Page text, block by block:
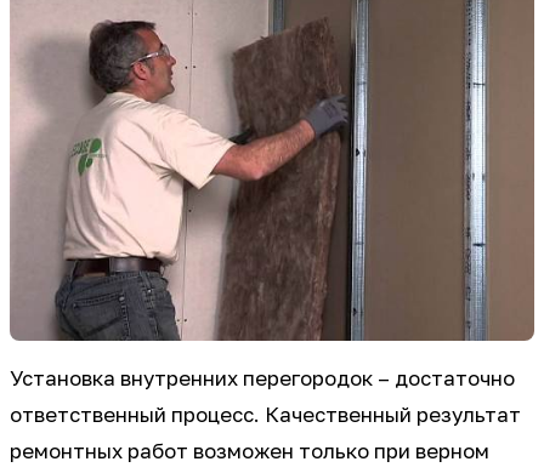
Установка внутренних перегородок – достаточно
ответственный процесс. Качественный результат
ремонтных работ возможен только при верном